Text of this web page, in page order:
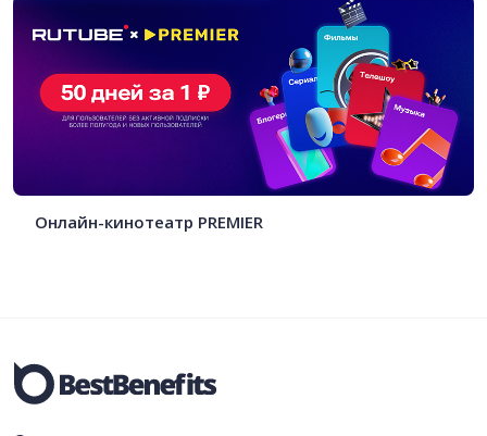
Онлайн-кинотеатр PREMIER